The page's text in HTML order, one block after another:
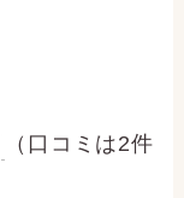
（口コミは2件